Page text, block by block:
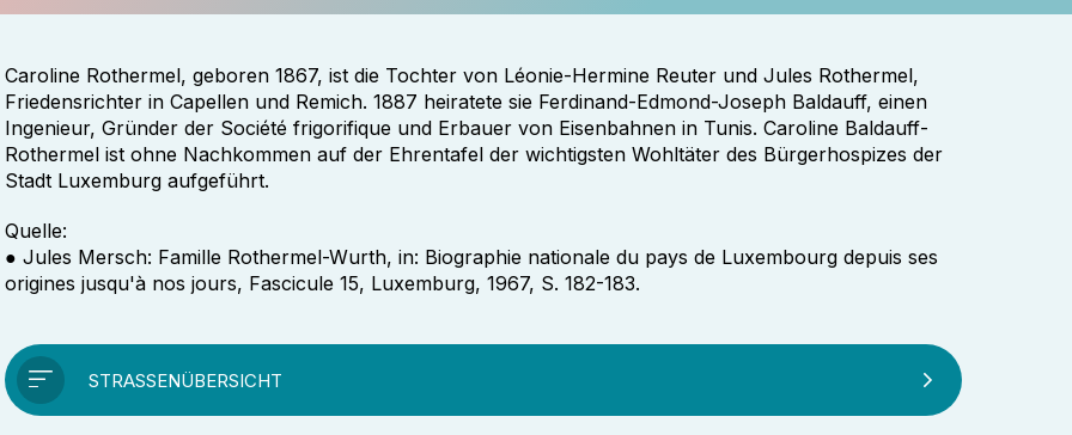
Caroline Rothermel, geboren 1867, ist die Tochter von Léonie-Hermine Reuter und Jules Rothermel,
Friedensrichter in Capellen und Remich. 1887 heiratete sie Ferdinand-Edmond-Joseph Baldauff, einen
Ingenieur, Gründer der Société frigorifique und Erbauer von Eisenbahnen in Tunis. Caroline Baldauff-
Rothermel ist ohne Nachkommen auf der Ehrentafel der wichtigsten Wohltäter des Bürgerhospizes der
Stadt Luxemburg aufgeführt.
Quelle:
● Jules Mersch: Famille Rothermel-Wurth, in: Biographie nationale du pays de Luxembourg depuis ses
origines jusqu'à nos jours, Fascicule 15, Luxemburg, 1967, S. 182-183.
STRASSENÜBERSICHT